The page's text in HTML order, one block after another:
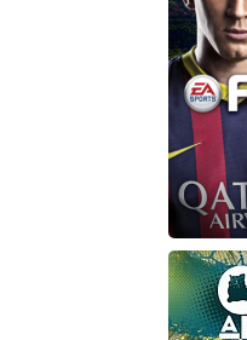
Cities XL